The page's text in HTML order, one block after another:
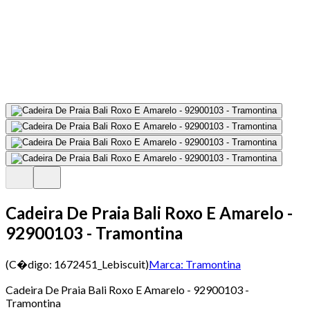
Cadeira De Praia Bali Roxo E Amarelo -
92900103 - Tramontina
(C�digo: 1672451_Lebiscuit)Marca: Tramontina
Cadeira De Praia Bali Roxo E Amarelo - 92900103 -
Tramontina